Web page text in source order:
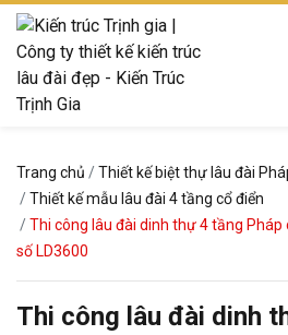
Trang chủ
Thiết kế biệt thự lâu đài
Thiết kế mẫu lâu đài 4 tầng cổ điển
Thi công lâu đài dinh thự 4 tầng Pháp
số LD3600
Thi công lâu đài dinh